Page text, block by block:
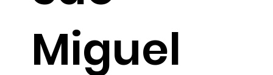
Miguel